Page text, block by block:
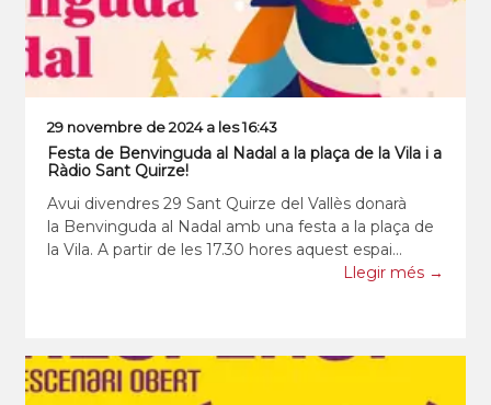
29 novembre de 2024 a les 16:43
Festa de Benvinguda al Nadal a la plaça de la Vila i a
Ràdio Sant Quirze!
Avui divendres 29 Sant Quirze del Vallès donarà
la Benvinguda al Nadal amb una festa a la plaça de
la Vila. A partir de les 17.30 hores aquest espai
acollirà l’espectacle “aBRASSa’l” d’HoPeta Street
Llegir més →